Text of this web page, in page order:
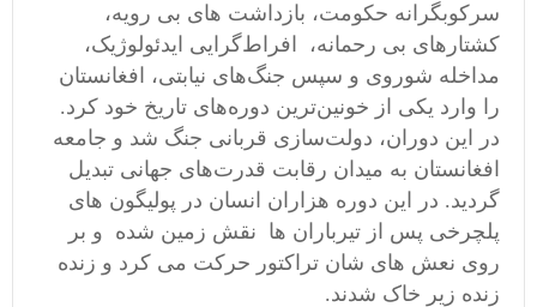
سرکوبگرانه حکومت، بازداشت های بی رویه،
کشتارهای بی رحمانه، افراط‌گرایی ایدئولوژیک،
مداخله شوروی و سپس جنگ‌های نیابتی، افغانستان
را وارد یکی از خونین‌ترین دوره‌های تاریخ خود کرد.
در این دوران، دولت‌سازی قربانی جنگ شد و جامعه
افغانستان به میدان رقابت قدرت‌های جهانی تبدیل
گردید. در این دوره هزاران انسان در پولیگون های
پلچرخی پس از تیرباران ها نقش زمین شده و بر
روی نعش های شان تراکتور حرکت می کرد و زنده
زنده زیر خاک شدند.